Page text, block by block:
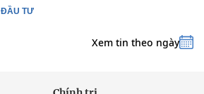
ĐẦU TƯ
Xem tin theo ngày